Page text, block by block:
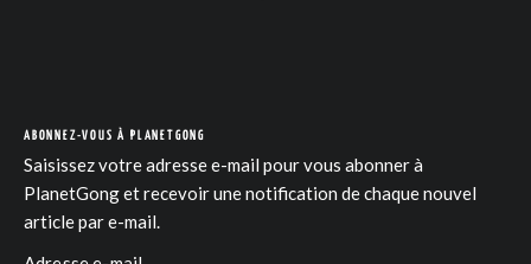
ABONNEZ-VOUS À PLANETGONG
Saisissez votre adresse e-mail pour vous abonner à
PlanetGong et recevoir une notification de chaque nouvel
article par e-mail.